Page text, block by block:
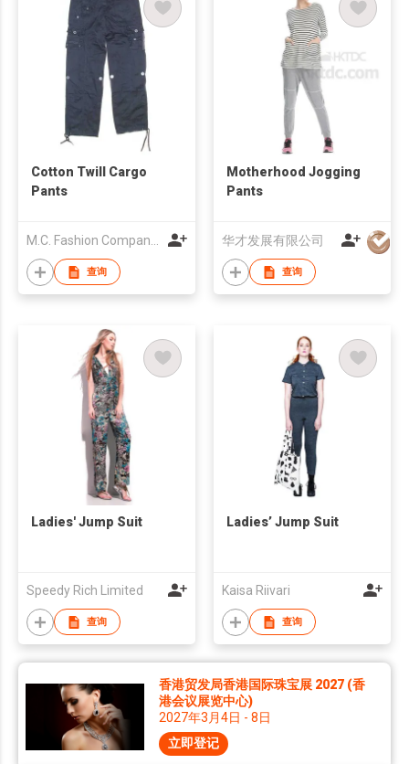
Cotton Twill Cargo
Pants
查询
Motherhood Jogging
Pants
华才发展有限公司
查询
Ladies' Jump Suit
Speedy Rich Limited
查询
Ladies’ Jump Suit
Kaisa Riivari
查询
香港贸发局香港国际珠宝展 2027 (香
港会议展览中心)
2027年3月4日 - 8日
立即登记